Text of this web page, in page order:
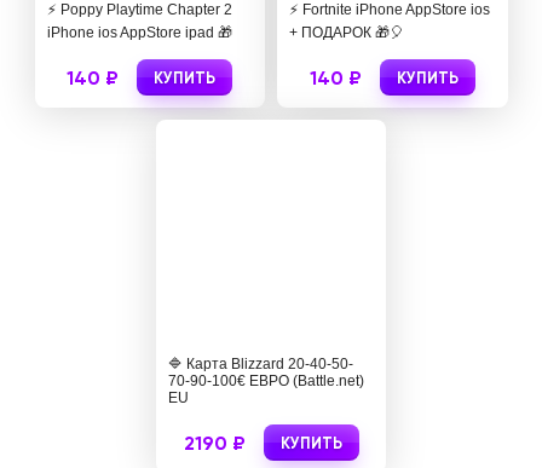
⚡️ Poppy Playtime Chapter 2
iPhone ios AppStore ipad 🎁
140 ₽ КУПИТЬ
⚡️ Fortnite iPhone AppStore ios
+ ПОДАРОК 🎁🎈
140 ₽ КУПИТЬ
🔷 Карта Blizzard 20-40-50-
70-90-100€ ЕВРО (Battle.net)
EU
2190 ₽ КУПИТЬ